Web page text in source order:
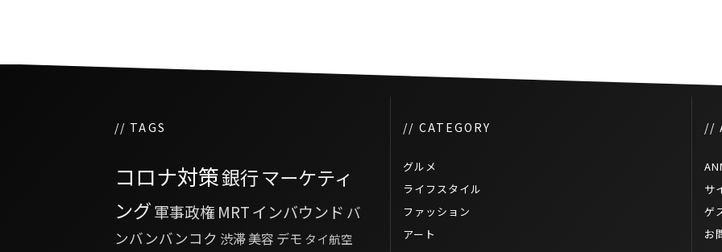
// TAGS
コロナ対策銀行マーケティ
ング軍事政権 MRTインバウンド バ
ンバンバンコク 渋滞美容 デモ タイ航空
// CATEGORY
グルメ
ライフスタイル
ファッション
アート
//
サ
ゲ
お